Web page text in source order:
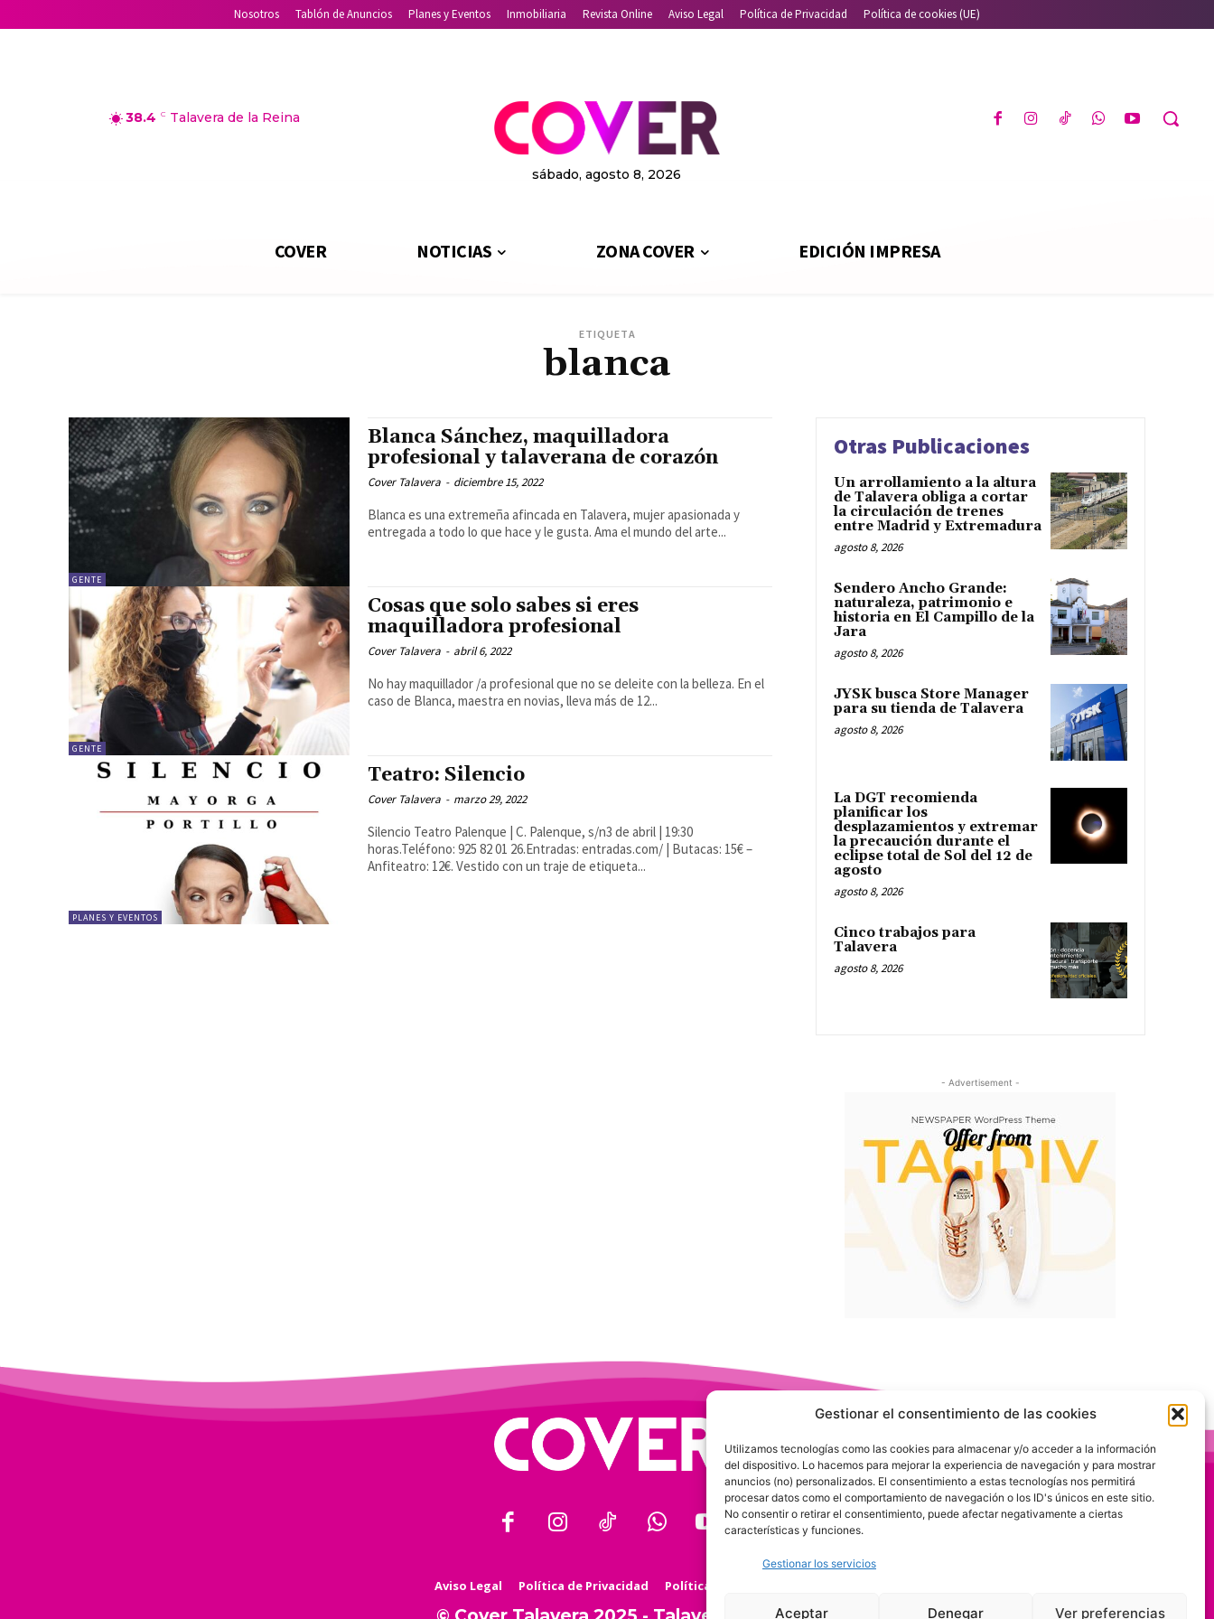
Gestionar el consentimiento de las cookies
Utilizamos tecnologías como las cookies para almacenar y/o acceder a la información
del dispositivo. Lo hacemos para mejorar la experiencia de navegación y para mostrar
anuncios (no) personalizados. El consentimiento a estas tecnologías nos permitirá
procesar datos como el comportamiento de navegación o los ID's únicos en este sitio.
No consentir o retirar el consentimiento, puede afectar negativamente a ciertas
características y funciones.
Gestionar los servicios
Aceptar Denegar Ver preferencias
Nosotros Tablón de Anuncios Planes y Eventos Inmobiliaria Revista Online Aviso Legal Política de Privacidad Política de cookies (UE)
38.4 C Talavera de la Reina
sábado, agosto 8, 2026
COVER NOTICIAS ZONA COVER EDICIÓN IMPRESA
ETIQUETA
blanca
GENTE
Blanca Sánchez, maquilladora
profesional y talaverana de corazón
Cover Talavera - diciembre 15, 2022
Blanca es una extremeña afincada en Talavera, mujer apasionada y
entregada a todo lo que hace y le gusta. Ama el mundo del arte...
GENTE
Cosas que solo sabes si eres
maquilladora profesional
Cover Talavera - abril 6, 2022
No hay maquillador /a profesional que no se deleite con la belleza. En el
caso de Blanca, maestra en novias, lleva más de 12...
PLANES Y EVENTOS
Teatro: Silencio
Cover Talavera - marzo 29, 2022
Silencio Teatro Palenque | C. Palenque, s/n3 de abril | 19:30
horas.Teléfono: 925 82 01 26.Entradas: entradas.com/ | Butacas: 15€ –
Anfiteatro: 12€. Vestido con un traje de etiqueta...
Otras Publicaciones
Un arrollamiento a la altura
de Talavera obliga a cortar
la circulación de trenes
entre Madrid y Extremadura
agosto 8, 2026
Sendero Ancho Grande:
naturaleza, patrimonio e
historia en El Campillo de la
Jara
agosto 8, 2026
JYSK busca Store Manager
para su tienda de Talavera
agosto 8, 2026
La DGT recomienda
planificar los
desplazamientos y extremar
la precaución durante el
eclipse total de Sol del 12 de
agosto
agosto 8, 2026
Cinco trabajos para
Talavera
agosto 8, 2026
- Advertisement -
Aviso Legal Política de Privacidad Política de Cookies